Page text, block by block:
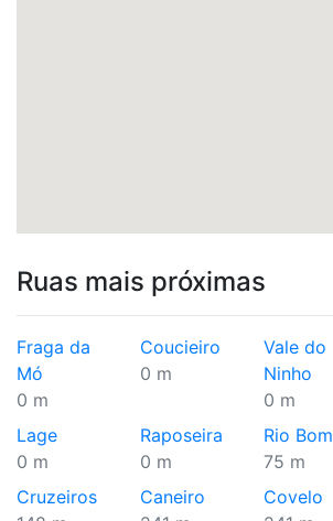
Ruas mais próximas
Fraga da
Mó
0 m
Coucieiro
0 m
Vale do
Ninho
0 m
Lage
0 m
Raposeira
0 m
Rio Bom
75 m
Cruzeiros
Caneiro
Covelo